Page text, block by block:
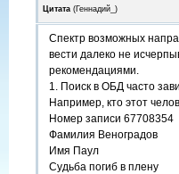
Цитата (Геннадий_ )
Спектр возможных
вести далеко не
рекомендациями.
1. Поиск в ОБД часто
Например, кто этот
Номер записи 67708354
Фамилия Веноградов
Имя Паул
Судьба погиб в плену